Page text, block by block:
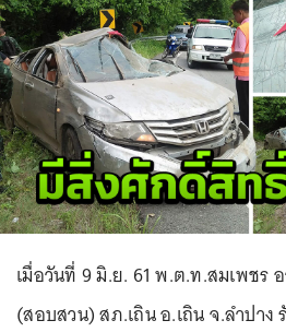
เมื่อวันที่ 9 มิ.ย. 61 พ.ต.ท.สมเพชร
(สอบสวน) สภ.เถิน อ.เถิน จ.ลำปาง